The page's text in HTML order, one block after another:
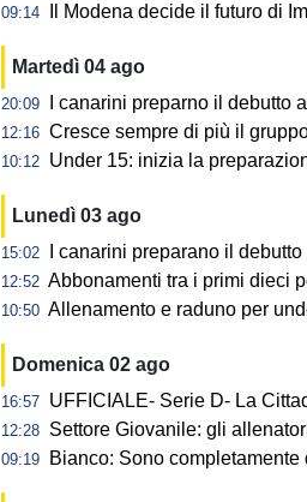
09:14 Il Modena decide il futuro di
Martedì 04 ago
20:09 I canarini preparno il debutto
12:16 Cresce sempre di più il
10:12 Under 15: inizia la
Lunedì 03 ago
15:02 I canarini preparano il
12:52 Abbonamenti tra i primi dieci
10:50 Allenamento e raduno per
Domenica 02 ago
16:57 UFFICIALE- Serie D- La
12:28 Settore Giovanile: gli
09:19 Bianco: Sono